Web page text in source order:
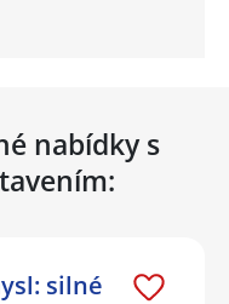
nabídky s
silné